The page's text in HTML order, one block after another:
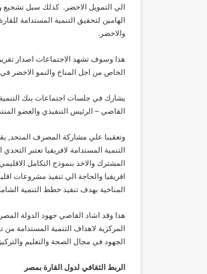
الي التمويل الاخضر. كذلك سبل تشجيع
الهامين لتحقيق التنمية المستدامة
والاخضر.
الخاص من اجل المناخ والنمو الاخضر في
القاضي – الرئيس التنفيذي والعضو
وتعقيبا علي مشاركة المصرف المتحد,
التنمية المستدامة لافريقيا تعتبر
المشترك والاخذ بنموذج التكامل
افريقيا والحاجة الي تنفيذ مشروعات
المناخية بهدف تنفيذ خطط التنمية
هذا وقد اشاد القاضي جهود الدولة
المركزية لاهداف التنمية المستدامة من
الجهود في مجال الصحة والتعليم
الربط الثقافي لدول القارة بمصر